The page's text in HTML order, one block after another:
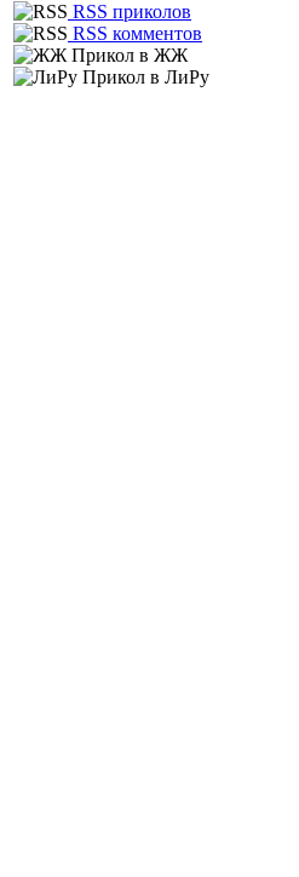
RSS приколов
RSS комментов
Прикол в ЖЖ
Прикол в ЛиРу